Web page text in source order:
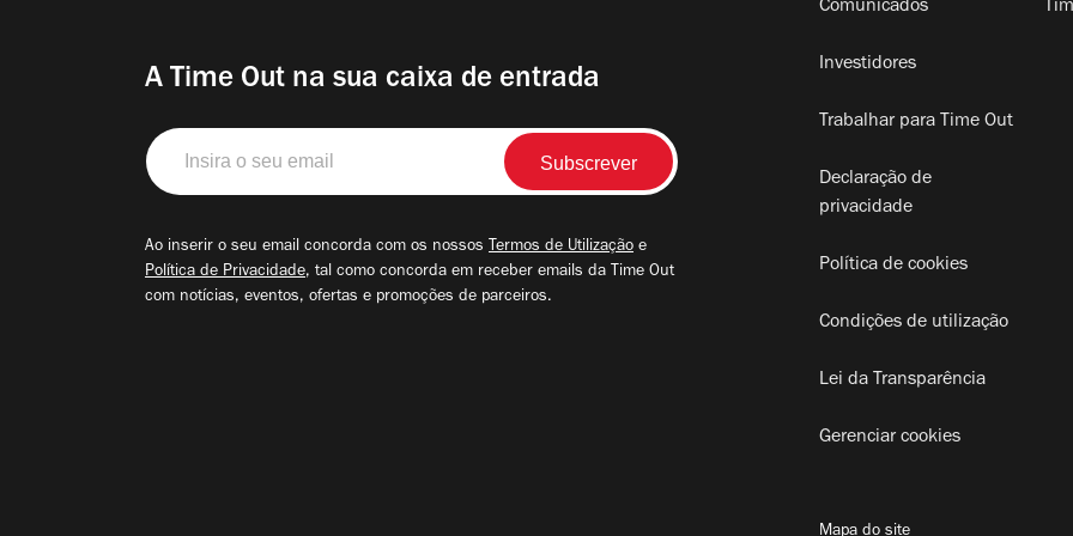
A Time Out na sua caixa de entrada
Insira
o
seu
Ao inserir o seu email concorda com os nossos Termos de Utilização e
Política de Privacidade, tal como concorda em receber emails da Time Out
com notícias, eventos, ofertas e promoções de parceiros.
Comunicados
Investidores
Trabalhar para Time Out
Declaração de
privacidade
Política de cookies
Condições de utilização
Lei da Transparência
Gerenciar cookies
Mapa do site